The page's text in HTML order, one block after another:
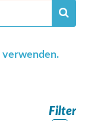
verwenden.
Filter